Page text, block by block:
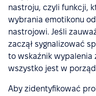
nastroju, czyli funkcji,
wybrania emotikonu
nastrojowi. Jeśli
zaczął sygnalizować
to wskaźnik wypalenia
wszystko jest w
Aby zidentyfikować